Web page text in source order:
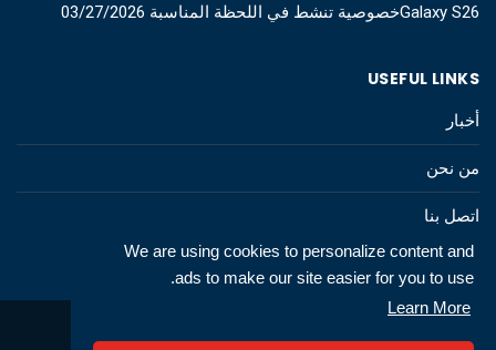
We are using cookies to personalize content and
ads to make our site easier for you to use.
Learn More
Galaxy S26خصوصية تنشط في اللحظة المناسبة 03/27/2026
USEFUL LINKS
أخبار
من نحن
اتصل بنا